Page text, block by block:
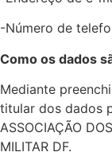
-Número de
Como os dados
Mediante
titular dos dados
ASSOCIAÇÃO
MILITAR DF.